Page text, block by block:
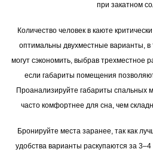
при закатном
Количество человек в каюте
оптимальны двухместные варианты, в
могут сэкономить, выбрав трехместное
если габариты помещения
Проанализируйте габариты спальных
часто комфортнее для сна, чем
Бронируйте места заранее, так как
удобства варианты раскупаются за